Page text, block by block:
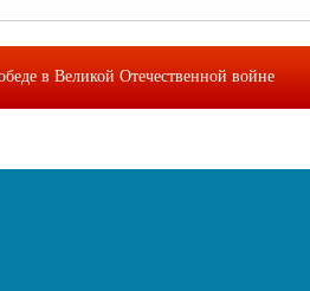
в Великой Отечественной войне